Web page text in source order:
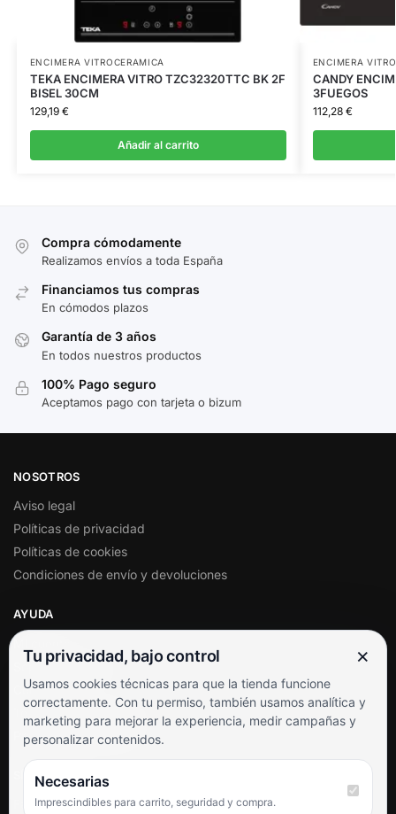
ENCIMERA VITROCERAMICA
TEKA ENCIMERA VITRO TZC32320TTC BK 2F
BISEL 30CM
129,19 €
Añadir al carrito
ENCIMERA
CANDY
3FUEGOS
112,28 €
Compra cómodamente
Realizamos envíos a toda España
Financiamos tus compras
En cómodos plazos
Garantía de 3 años
En todos nuestros productos
100% Pago seguro
Aceptamos pago con tarjeta o bizum
NOSOTROS
Aviso legal
Políticas de privacidad
Políticas de cookies
Condiciones de envío y devoluciones
AYUDA
Soporte al cliente
Contacto
Términos y condiciones
Preguntas frecuentes
SÍGUENOS
Facebook
Tu privacidad, bajo control ×
Usamos cookies técnicas para que la tienda funcione
correctamente. Con tu permiso, también usamos analítica y
marketing para mejorar la experiencia, medir campañas y
personalizar contenidos.
Necesarias
Imprescindibles para carrito, seguridad y compra.